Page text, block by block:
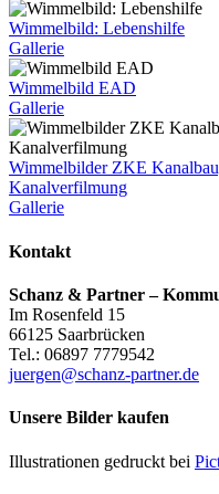
Wimmelbild: Lebenshilfe
Gallerie
Wimmelbild EAD
Gallerie
Wimmelbilder ZKE
Kanalverfilmung
Gallerie
Kontakt
Schanz & Partner –
Im Rosenfeld 15
66125 Saarbrücken
Tel.: 06897 7779542
juergen@schanz-partner.de
Unsere Bilder kaufen
Illustrationen gedruckt bei